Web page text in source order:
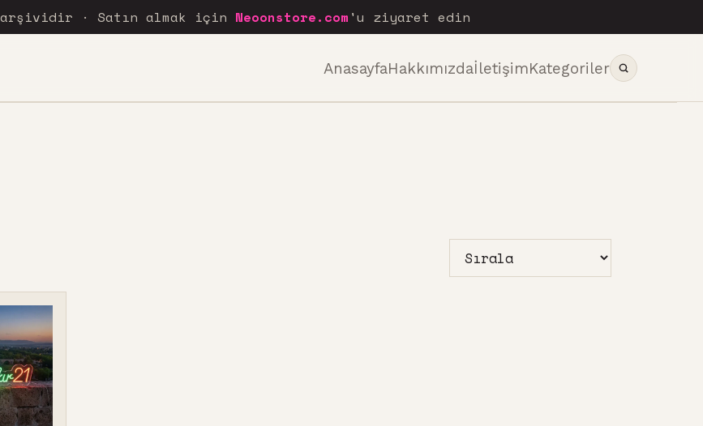
· Satın almak için Neoonstore.com 'u ziyaret edin
AnasayfaHakkımızdaİletişimKategoriler